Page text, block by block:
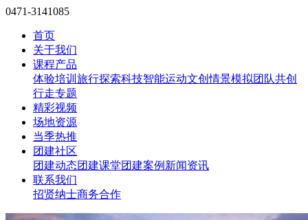
0471-3141085
首页
关于我们
课程产品
体验培训 旅行探索科技智能运动文创情景模拟团队共创
行走专题
精彩视频
场地资源
当季热推
团建社区
团建动态团建课堂团建案例 新闻资讯
联系我们
招贤纳士商务合作